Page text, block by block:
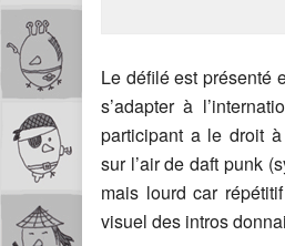
Le défilé est présenté
s’adapter à
participant a le droit
sur l’air de daft punk
mais lourd car
visuel des intros